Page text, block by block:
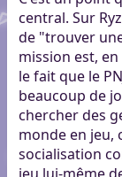
central. Sur
de "trouver
mission est,
le fait que le
beaucoup de
chercher des
monde en jeu,
socialisation